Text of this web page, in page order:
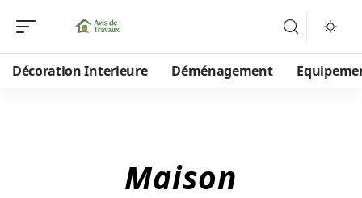
Décoration Interieure Déménagement
Maison